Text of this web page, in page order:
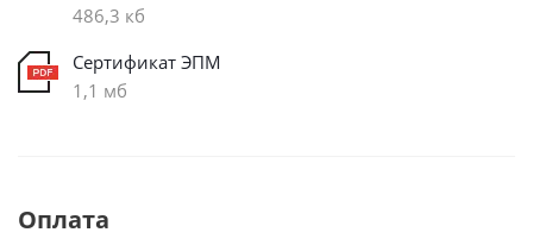
486,3 кб
Сертификат ЭПМ
1,1 мб
Оплата